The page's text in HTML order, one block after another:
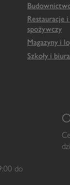
Restauracje i
spożywczy
Magazyny i
Szkoły i biura
do